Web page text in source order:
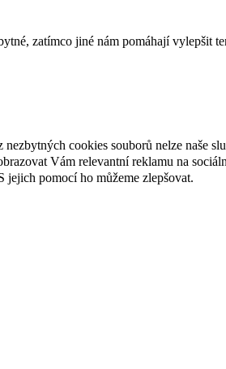
zatímco jiné nám pomáhají vylepšit
cookies souborů nelze naše
Vám relevantní reklamu na
jejich pomocí ho můžeme zlepšovat.